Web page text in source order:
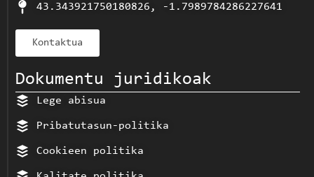
43.343921750180826, -1.7989784286227641
Kontaktua
Dokumentu juridikoak
Lege abisua
Pribatutasun-politika
Cookieen politika